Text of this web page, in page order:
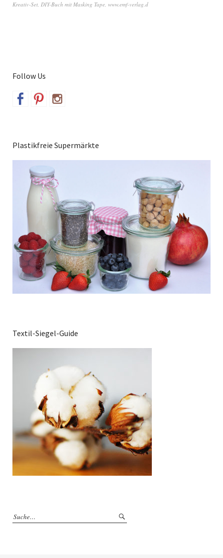
Kreativ-Set, DIY-Buch mit Masking Tape, www.emf-verlag.d
Follow Us
Plastikfreie Supermärkte
Textil-Siegel-Guide